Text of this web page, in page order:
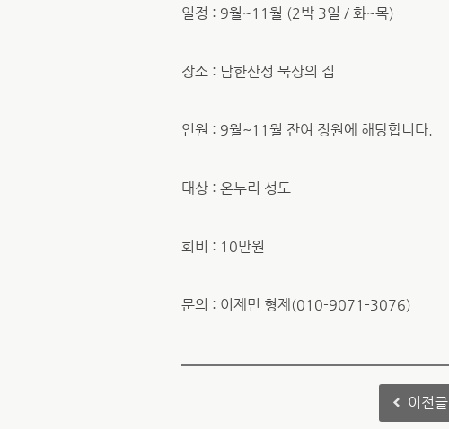
일정 : 9월~11월 (2박 3일 / 화~목)
장소 : 남한산성 묵상의 집
인원 : 9월~11월 잔여 정원에 해당합니다.
대상 : 온누리 성도
회비 : 10만원
문의 : 이제민 형제(010-9071-3076)
이전글